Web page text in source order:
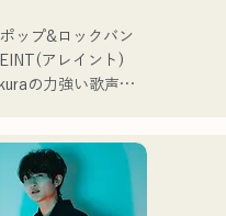
本語も対応可能で
ィストの日本人父と
ッド。
ーはジュンイチロ
）、梅田孝明
杉本剛志（Dr）の
で出会い結成。
ップ&ロックバン
アレイント)
の力強い歌声
り生み出される楽
キャッチーでどこか
のあるロックサウン